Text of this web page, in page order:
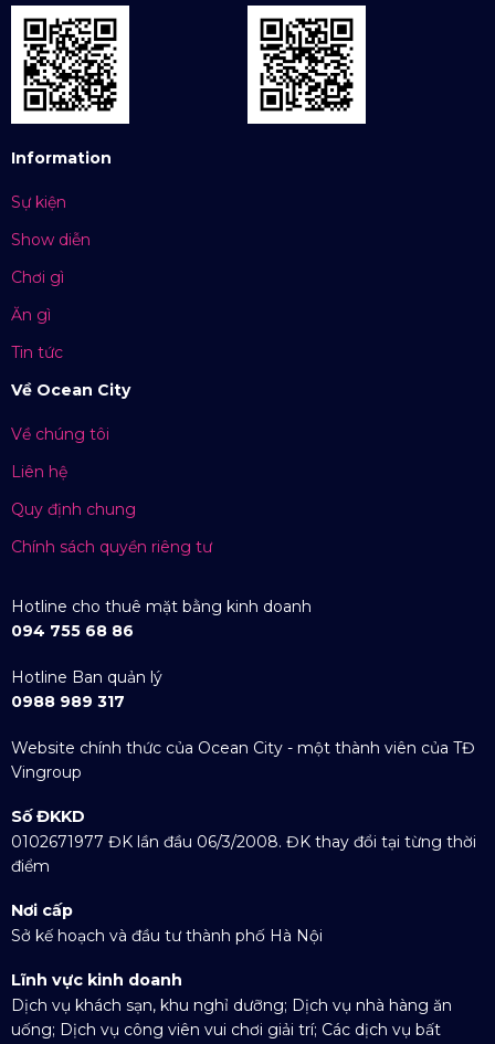
Information
Sự kiện
Show diễn
Chơi gì
Ăn gì
Tin tức
Về Ocean City
Về chúng tôi
Liên hệ
Quy định chung
Chính sách quyền riêng tư
Hotline cho thuê mặt bằng kinh doanh
094 755 68 86
Hotline Ban quản lý
0988 989 317
Website chính thức của Ocean City - một thành viên của TĐ
Vingroup
Số ĐKKD
0102671977 ĐK lần đầu 06/3/2008. ĐK thay đổi tại từng thời
điểm
Nơi cấp
Sở kế hoạch và đầu tư thành phố Hà Nội
Lĩnh vực kinh doanh
Dịch vụ khách sạn, khu nghỉ dưỡng; Dịch vụ nhà hàng ăn
uống; Dịch vụ công viên vui chơi giải trí; Các dịch vụ bất